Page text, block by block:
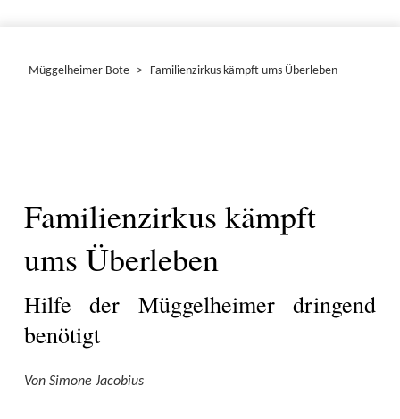
Müggelheimer Bote > Familienzirkus kämpft ums Überleben
Familienzirkus kämpft
ums Überleben
Hilfe der Müggelheimer dringend
benötigt
Von Simone Jacobius